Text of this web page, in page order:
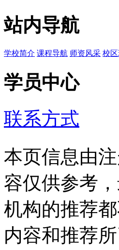
站内导航
学校简介 课程导航 师资风采 校
学员中心
联系方式
本页信息由
容仅供参考
机构的推荐
内容和推荐